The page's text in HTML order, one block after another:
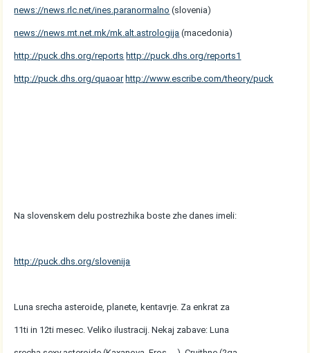
news://news.rlc.net/ines.paranormalno (slovenia)
news://news.mt.net.mk/mk.alt.astrologija (macedonia)
http://puck.dhs.org/reports http://puck.dhs.org/reports1
http://puck.dhs.org/quaoar http://www.escribe.com/theory/puck
Na slovenskem delu postrezhika boste zhe danes imeli:
http://puck.dhs.org/slovenija
Luna srecha asteroide, planete, kentavrje. Za enkrat za
11ti in 12ti mesec. Veliko ilustracij. Nekaj zabave: Luna